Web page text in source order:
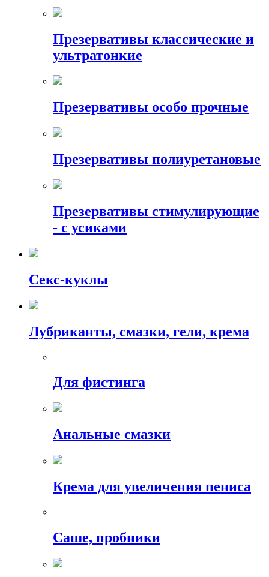
Презервативы классические и
ультратонкие
Презервативы особо прочные
Презервативы полиуретановые
Презервативы стимулирующие
- с усиками
Секс-куклы
Лубриканты, смазки, гели, крема
Для фистинга
Анальные смазки
Крема для увеличения пениса
Саше, пробники